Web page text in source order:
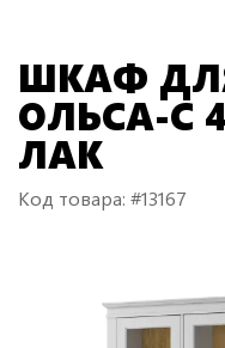
ШКАФ
ОЛЬСА-С
ЛАК
Код товара: #13167